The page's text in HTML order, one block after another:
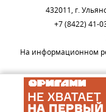
432011, г.
+7 (8422) 41-
На информационном